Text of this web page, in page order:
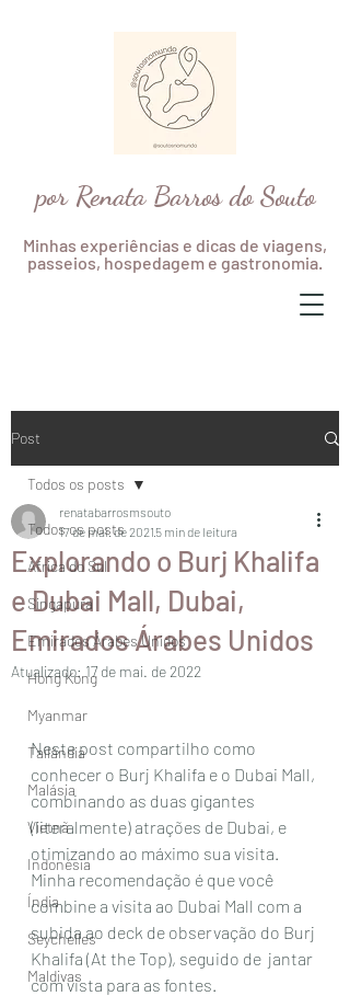
por Renata Barros do Souto
Minhas experiências e dicas de viagens,
passeios, hospedagem e gastronomia.
Post
Todos os posts
África do Sul
Singapura
Emirados Árabes Unidos
Hong Kong
Myanmar
Tailândia
Malásia
Vietnã
Indonésia
Índia
Seychelles
Maldivas
Todos os posts
Explorando o Burj Khalifa
e Dubai Mall, Dubai,
Emirados Árabes Unidos
renatabarrosmsouto
17 de mai. de 2021 5 min de leitura
Atualizado: 17 de mai. de 2022
Neste post compartilho como
conhecer o Burj Khalifa e o Dubai Mall,
combinando as duas gigantes
(literalmente) atrações de Dubai, e
otimizando ao máximo sua visita.
Minha recomendação é que você
combine a visita ao Dubai Mall com a
subida ao deck de observação do Burj
Khalifa (At the Top), seguido de  jantar
com vista para as fontes.